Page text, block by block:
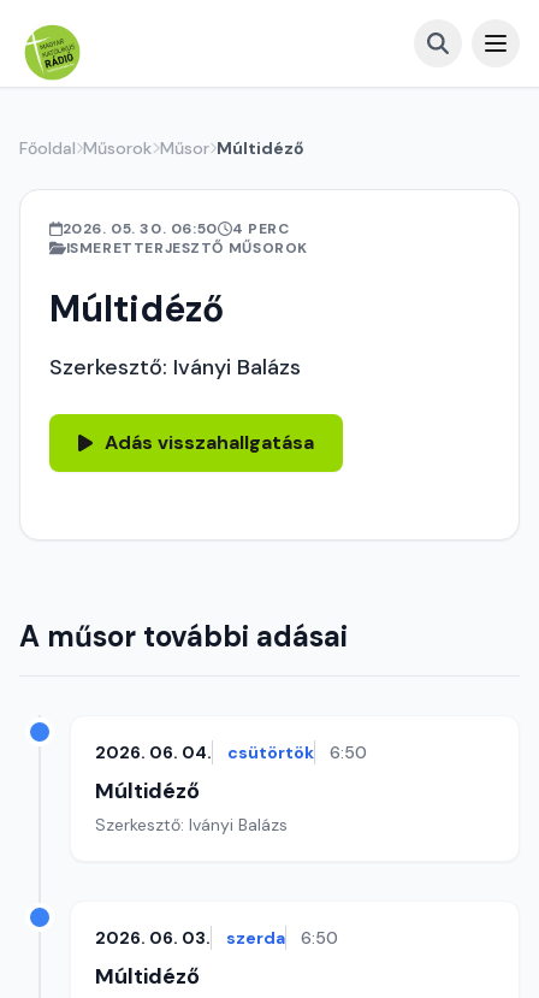
Főoldal Műsorok Műsor Múltidéző
2026. 05. 30. 06:50
4 PERC
ISMERETTERJESZTŐ MŰSOROK
Múltidéző
Szerkesztő: Iványi Balázs
Adás visszahallgatása
A műsor további adásai
2026. 06. 04. csütörtök 6:50
Múltidéző
Szerkesztő: Iványi Balázs
2026. 06. 03. szerda 6:50
Múltidéző